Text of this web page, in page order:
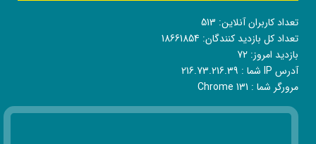
تعداد کاربران آنلاین: 513
تعداد کل بازدید کنندگان: 18661854
بازدید امروز: 72
آدرس IP شما :
216.73.216.39
مرورگر شما : Chrome 131